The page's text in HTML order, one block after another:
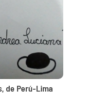
de Perú-Lima